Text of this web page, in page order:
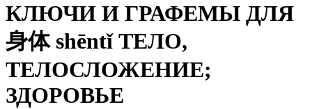
КЛЮЧИ И ГРАФЕМЫ ДЛЯ
身体 shēntǐ ТЕЛО,
ТЕЛОСЛОЖЕНИЕ;
ЗДОРОВЬЕ